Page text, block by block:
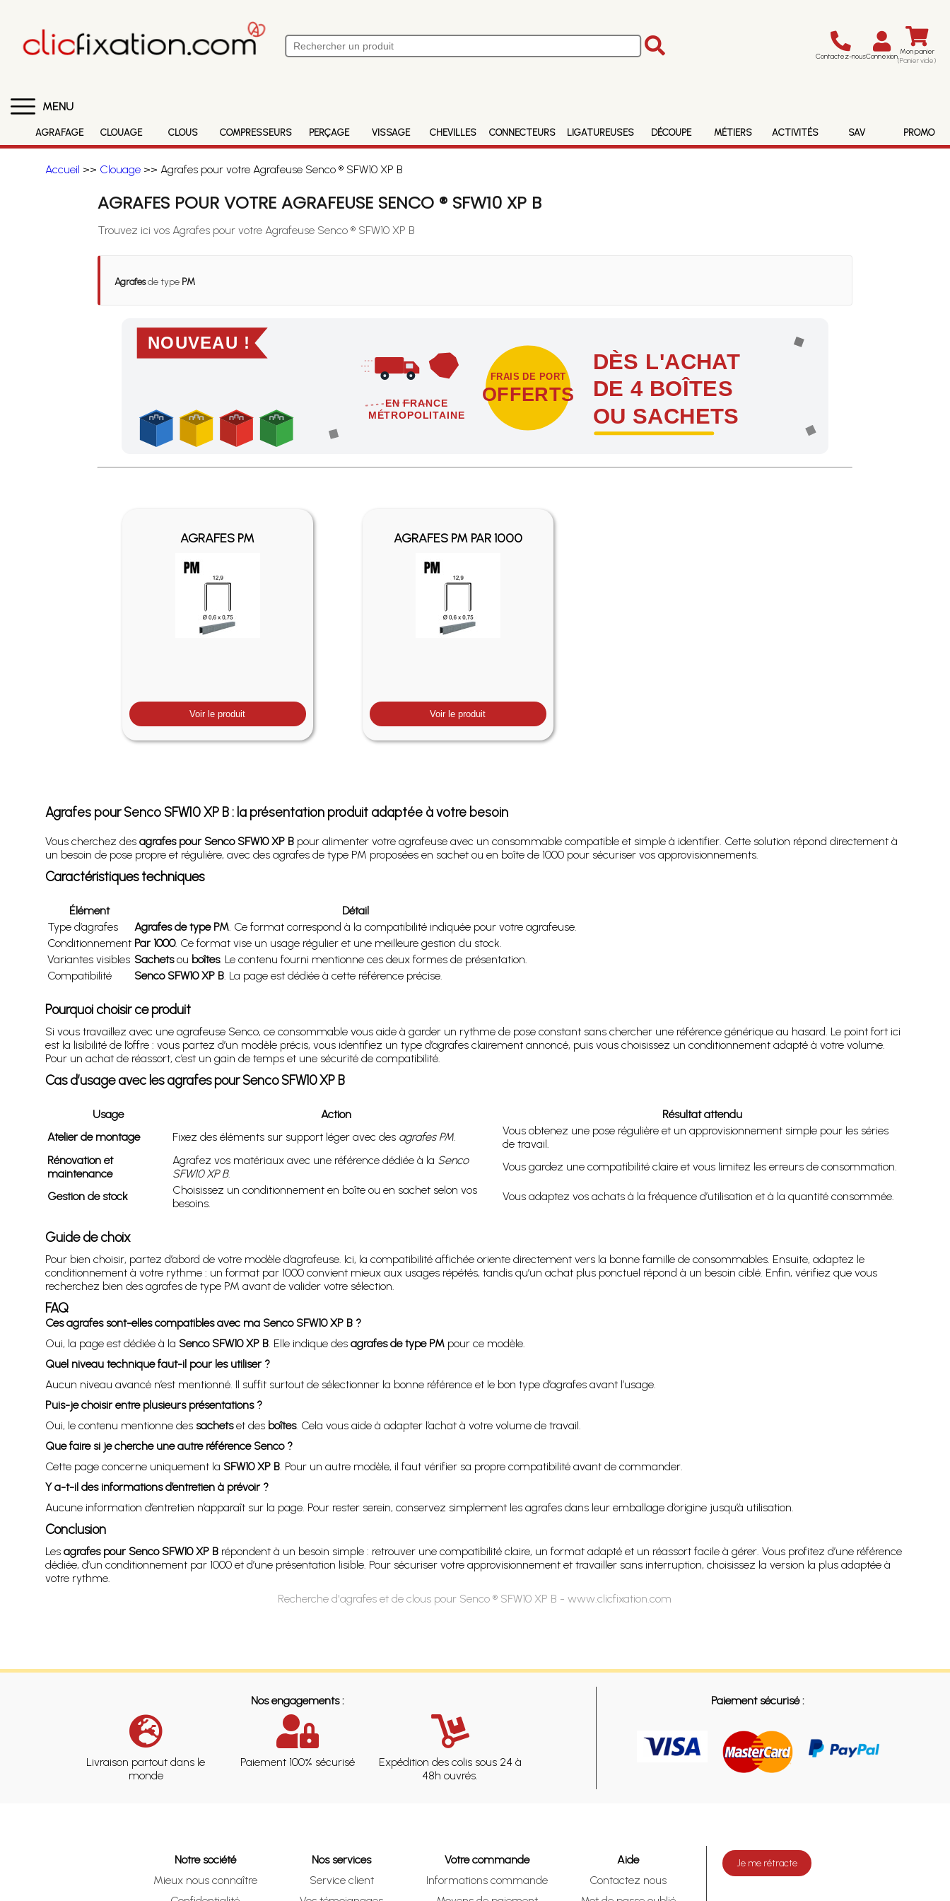
Contactez-nousConnexion Mon panier
(Panier vide)
MENU
AGRAFAGE CLOUAGE CLOUS COMPRESSEURS PERÇAGE VISSAGE CHEVILLES CONNECTEURS LIGATUREUSES DÉCOUPE MÉTIERS ACTIVITÉS SAV PROMO
Accueil >> Clouage>> Agrafes pour votre Agrafeuse Senco ® SFW10 XP B
AGRAFES POUR VOTRE AGRAFEUSE SENCO ® SFW10 XP B
Trouvez ici vos Agrafes pour votre Agrafeuse Senco ® SFW10 XP B
Agrafesde type PM
NOUVEAU !
EN FRANCE
MÉTROPOLITAINE
FRAIS DE PORT
OFFERTS
DÈS L'ACHAT
DE 4 BOÎTES
OU SACHETS
Profitez des Frais de port offerts en France métropolitaine dès l'achat de 4 sachets ou boîtes d'agrafes ou de pointes !
AGRAFES PM
Voir le produit
AGRAFES PM PAR 1000
Voir le produit
Agrafes pour Senco SFW10 XP B : la présentation produit adaptée à votre besoin
Vous cherchez des agrafes pour Senco SFW10 XP Bpour alimenter votre agrafeuse avec un consommable compatible et simple à identifier. Cette solution répond directement à
un besoin de pose propre et régulière, avec des agrafes de type PM proposées en sachet ou en boîte de 1000 pour sécuriser vos approvisionnements.
Caractéristiques techniques
Élément
Détail
Type d’agrafes
Agrafes de type PM. Ce format correspond à la compatibilité indiquée pour votre agrafeuse.
Conditionnement Par 1000. Ce format vise un usage régulier et une meilleure gestion du stock.
Variantes visibles Sachetsou boîtes. Le contenu fourni mentionne ces deux formes de présentation.
Compatibilité
Senco SFW10 XP B. La page est dédiée à cette référence précise.
Pourquoi choisir ce produit
Si vous travaillez avec une agrafeuse Senco, ce consommable vous aide à garder un rythme de pose constant sans chercher une référence générique au hasard. Le point fort ici
est la lisibilité de l’offre : vous partez d’un modèle précis, vous identifiez un type d’agrafes clairement annoncé, puis vous choisissez un conditionnement adapté à votre volume.
Pour un achat de réassort, c’est un gain de temps et une sécurité de compatibilité.
Cas d’usage avec les agrafes pour Senco SFW10 XP B
Usage Action
Résultat attendu
Atelier de montage
Fixez des éléments sur support léger avec des agrafes PM.
Vous obtenez une pose régulière et un approvisionnement simple pour les séries
de travail.
Rénovation et
maintenance
Agrafez vos matériaux avec une référence dédiée à la Senco
SFW10 XP B.
Vous gardez une compatibilité claire et vous limitez les erreurs de consommation.
Gestion de stock
Choisissez un conditionnement en boîte ou en sachet selon vos
besoins.
Vous adaptez vos achats à la fréquence d’utilisation et à la quantité consommée.
Guide de choix
Pour bien choisir, partez d’abord de votre modèle d’agrafeuse. Ici, la compatibilité affichée oriente directement vers la bonne famille de consommables. Ensuite, adaptez le
conditionnement à votre rythme : un format par 1000 convient mieux aux usages répétés, tandis qu’un achat plus ponctuel répond à un besoin ciblé. Enfin, vérifiez que vous
recherchez bien des agrafes de type PM avant de valider votre sélection.
FAQ
Ces agrafes sont-elles compatibles avec ma Senco SFW10 XP B ?
Oui, la page est dédiée à la Senco SFW10 XP B. Elle indique des agrafes de type PMpour ce modèle.
Quel niveau technique faut-il pour les utiliser ?
Aucun niveau avancé n’est mentionné. Il suffit surtout de sélectionner la bonne référence et le bon type d’agrafes avant l’usage.
Puis-je choisir entre plusieurs présentations ?
Oui, le contenu mentionne des sachetset des boîtes. Cela vous aide à adapter l’achat à votre volume de travail.
Que faire si je cherche une autre référence Senco ?
Cette page concerne uniquement la SFW10 XP B. Pour un autre modèle, il faut vérifier sa propre compatibilité avant de commander.
Y a-t-il des informations d’entretien à prévoir ?
Aucune information d’entretien n’apparaît sur la page. Pour rester serein, conservez simplement les agrafes dans leur emballage d’origine jusqu’à utilisation.
Conclusion
Les agrafes pour Senco SFW10 XP Brépondent à un besoin simple : retrouver une compatibilité claire, un format adapté et un réassort facile à gérer. Vous profitez d’une référence
dédiée, d’un conditionnement par 1000 et d’une présentation lisible. Pour sécuriser votre approvisionnement et travailler sans interruption, choisissez la version la plus adaptée à
votre rythme.
Recherche d'agrafes et de clous pour Senco ® SFW10 XP B - www.clicfixation.com
Nos engagements :
Livraison partout dans le
monde
Paiement 100% sécurisé
Expédition des colis sous 24 à
48h ouvrés.
Paiement sécurisé :
Notre société
Mieux nous connaître
Nos services
Service client
Votre commande
Informations commande
Aide
Contactez nous
Je me rétracte